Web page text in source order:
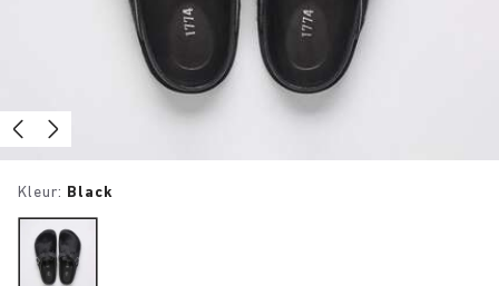
Kleur: Black